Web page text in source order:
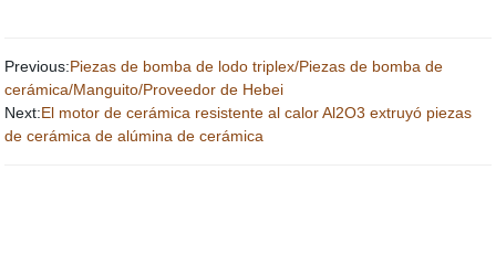
Previous:Piezas de bomba de lodo triplex/Piezas de bomba de
cerámica/Manguito/Proveedor de Hebei
Next:El motor de cerámica resistente al calor Al2O3 extruyó piezas
de cerámica de alúmina de cerámica